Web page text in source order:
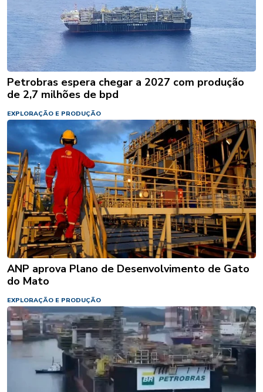
Petrobras espera chegar a 2027 com produção
de 2,7 milhões de bpd
EXPLORAÇÃO E PRODUÇÃO
ANP aprova Plano de Desenvolvimento de Gato
do Mato
EXPLORAÇÃO E PRODUÇÃO